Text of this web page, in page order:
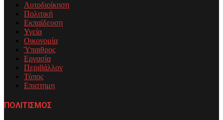
Αυτοδιοίκηση
Πολιτική
Εκπαίδευση
Υγεία
Οικονομία
Ύπαιθρος
Εργασία
Περιβάλλον
Τύπος
Επιστημη
ΠΟΛΙΤΙΣΜΟΣ